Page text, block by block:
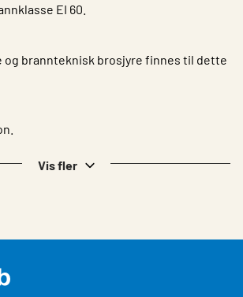
EI 60.
og brannteknisk brosjyre finnes til dette
Vis fler